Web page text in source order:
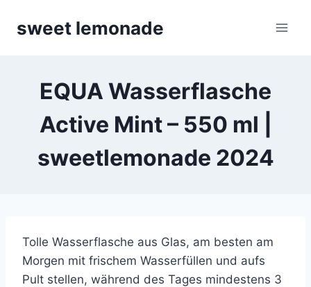
sweet lemonade
EQUA Wasserflasche
Active Mint – 550 ml |
sweetlemonade 2024
Tolle Wasserflasche aus Glas, am besten am
Morgen mit frischem Wasserfüllen und aufs
Pult stellen, während des Tages mindestens 3